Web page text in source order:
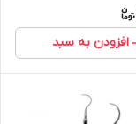
افزودن به سبد